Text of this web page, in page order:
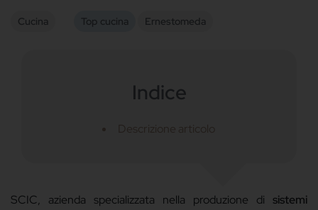
Cucina Top cucina Ernestomeda
Indice
SCIC, azienda specializzata nella produzione di sistemi